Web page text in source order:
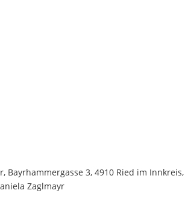
3, 4910 Ried im
Zaglmayr